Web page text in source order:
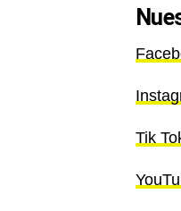
Tik